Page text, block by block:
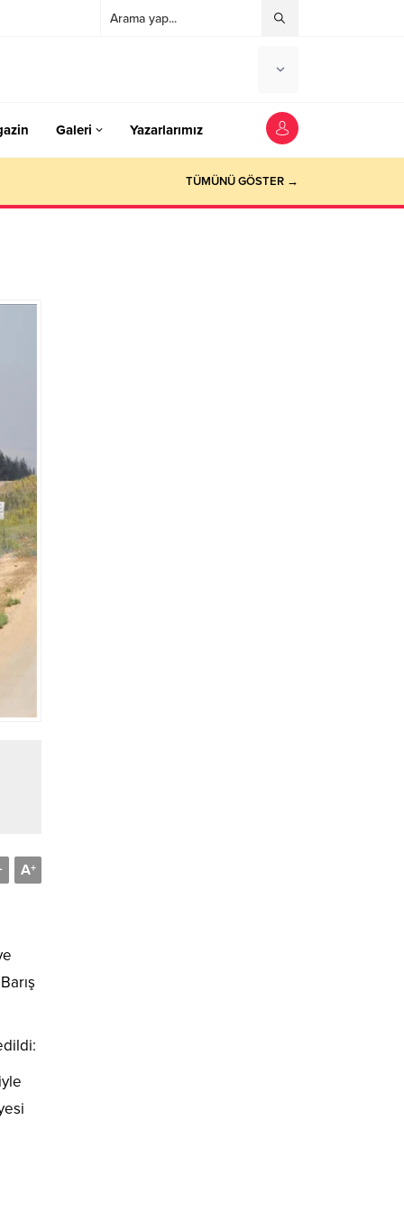
Galeri Yazarlarımız
TÜMÜNÜ GÖSTER →
A+